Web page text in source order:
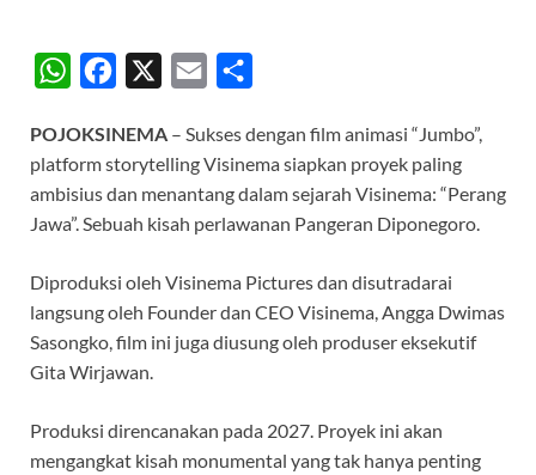
W
a
t
s
p
p
c
e
o
k
a
i
a
r
POJOKSINEMA – Sukses dengan film animasi “Jumbo”,
platform storytelling Visinema siapkan proyek paling
ambisius dan menantang dalam sejarah Visinema: “Perang
Jawa”. Sebuah kisah perlawanan Pangeran Diponegoro.
Diproduksi oleh Visinema Pictures dan disutradarai
langsung oleh Founder dan CEO Visinema, Angga Dwimas
Sasongko, film ini juga diusung oleh produser eksekutif
Gita Wirjawan.
Produksi direncanakan pada 2027. Proyek ini akan
mengangkat kisah monumental yang tak hanya penting